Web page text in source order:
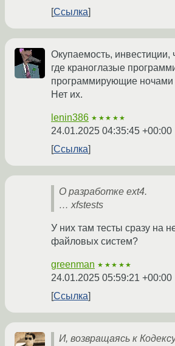
Ссылка
Окупаемость, инвестиции,
где краноглазые
программирующие ночами
Нет их.
lenin386 ★★★★★
24.01.2025 04:35:45 +00:00
Ссылка
О разработке ext4.
… xfstests
У них там тесты сразу на
файловых систем?
greenman ★★★★★
24.01.2025 05:59:21 +00:00
Ссылка
И, возвращаясь к